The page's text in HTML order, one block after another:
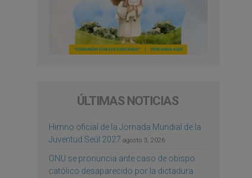
ÚLTIMAS NOTICIAS
Himno oficial de la Jornada Mundial de la
Juventud Seúl 2027 agosto 3, 2026
ONU se pronuncia ante caso de obispo
católico desaparecido por la dictadura